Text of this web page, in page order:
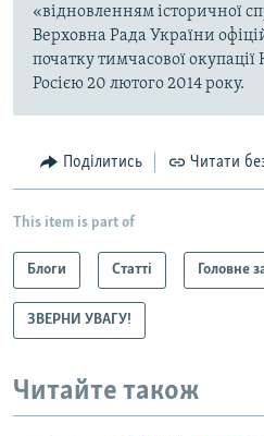
«відновленням історичної
Верховна Рада України
початку тимчасової
Росією 20 лютого 2014 року.
Поділитись Читати
This item is part of
Блоги Статті Головне
ЗВЕРНИ УВАГУ!
Читайте також